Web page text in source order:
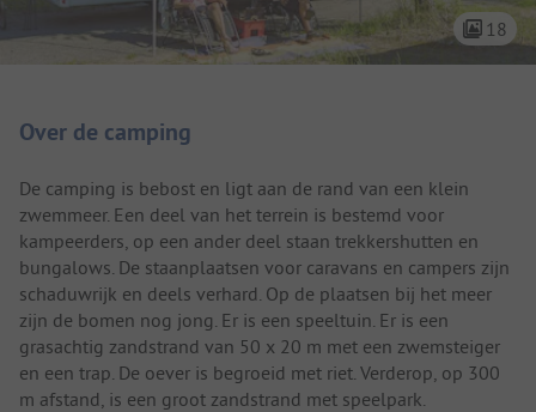
18
Over de camping
De camping is bebost en ligt aan de rand van een klein
zwemmeer. Een deel van het terrein is bestemd voor
kampeerders, op een ander deel staan trekkershutten en
bungalows. De staanplaatsen voor caravans en campers zijn
schaduwrijk en deels verhard. Op de plaatsen bij het meer
zijn de bomen nog jong. Er is een speeltuin. Er is een
grasachtig zandstrand van 50 x 20 m met een zwemsteiger
en een trap. De oever is begroeid met riet. Verderop, op 300
m afstand, is een groot zandstrand met speelpark.